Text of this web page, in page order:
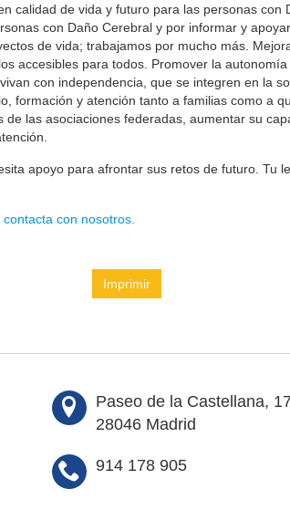
calidad de vida y futuro para las personas con
con Daño Cerebral y por informar y
de vida; trabajamos por mucho más.
accesibles para todos. Promover la
con independencia, que se integren en la
formación y atención tanto a familias como a
las asociaciones federadas, aumentar su
apoyo para afrontar sus retos de futuro. Tu
contacta con nosotros.
Imprimir
Paseo de la Castellana,
28046 Madrid
914 178 905